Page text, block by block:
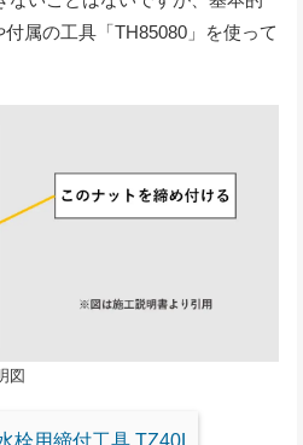
属の工具「TH85080」を使って
図
栓用締付工具 TZ40L